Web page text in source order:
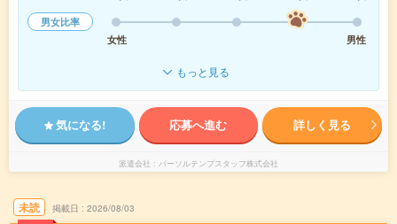
男女比率
女性
男性
もっと見る
気になる! 応募へ進む 詳しく見る
派遣会社 パーソルテンプスタッフ株式会社
未読 掲載日 2026/08/03